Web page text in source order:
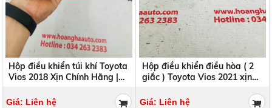
Hộp điều khiển túi khí Toyota
Vios 2018 Xịn Chính Hãng |
Giá: Liên hệ
Hộp điều khiển điều hòa ( 2
giắc ) Toyota Vios 2021 xịn
886500D680
Giá: Liên hệ